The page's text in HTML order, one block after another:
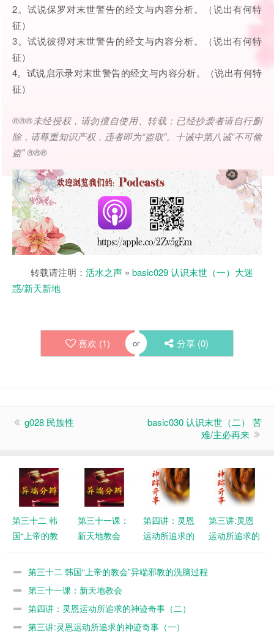
2。试说保罗对末世警告的经文与内容分析。（说出有何特
征）
3。试说彼得对末世警告的经文与内容分析。（说出有何特
征）
4。试说启示录对末世警告的经文与内容分析。（说出有何特
征）
®®®未经授权，请勿擅自使用、转载；已经抄袭者请自行删
除，请尊重知识产权，违者即为“盗取”。十诫中第八诫“不可偷
盗” ®®®
转载请注明： 活水之声 » basic029 认识末世（一）大迷
惑/新天新地
喜欢 (1) or 分享 (0)
g028 民族性
basic030 认识末世（二） 苦
难/主必再来
第三十二 韩
国“上帝的教
的洗脑过程
第三十一课：
新天地教会
第四讲：灵恩
运动所追求的
（二）
第三讲:灵恩
运动所追求的
第三十二 韩国“上帝的教会”异端邪教的洗脑过程
第三十一课：新天地教会
第四讲：灵恩运动所追求的神迹奇事（二）
第三讲:灵恩运动所追求的神迹奇事（一）